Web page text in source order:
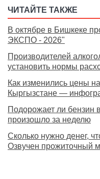
ЧИТАЙТЕ ТАКЖЕ
В октябре в Бишкеке
ЭКСПО - 2026"
Производителей
установить нормы
Как изменились цены
Кыргызстане —
Подорожает ли бензин
произошло за неделю
Сколько нужно денег,
Озвучен прожиточный